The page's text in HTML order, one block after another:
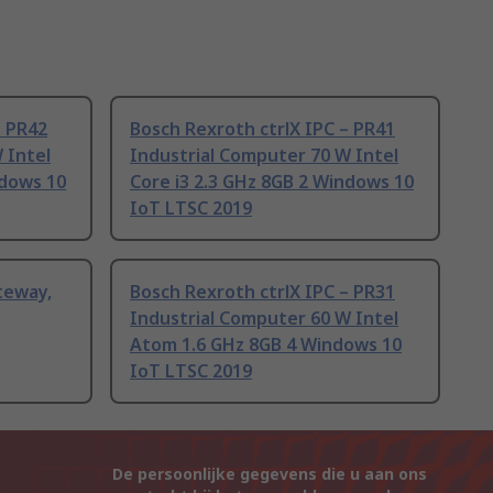
Intel
10
Bosch Rexroth ctrlX IPC – PR41
Industrial Computer 70 W Intel
Core i3 2.3 GHz 8GB 2 Windows 10
IoT LTSC 2019
Bosch Rexroth ctrlX IPC – PR31
Industrial Computer 60 W Intel
Atom 1.6 GHz 8GB 4 Windows 10
IoT LTSC 2019
De persoonlijke gegevens die u aan ons